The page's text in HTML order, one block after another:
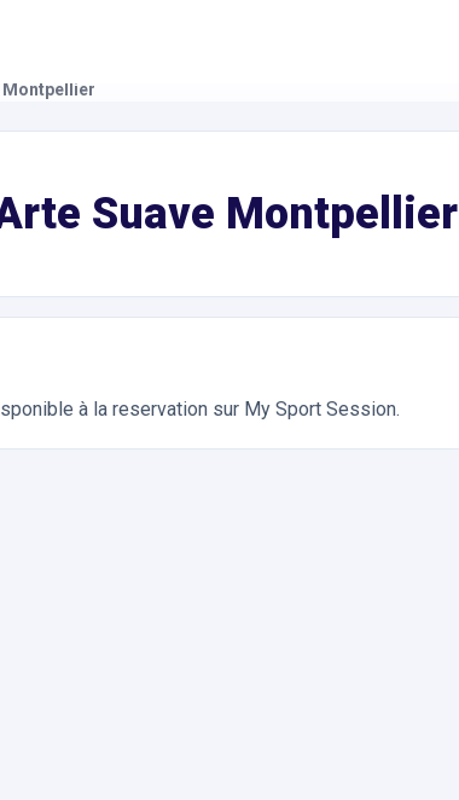
Montpellier
Suave Montpellier
à la reservation sur My Sport Session.